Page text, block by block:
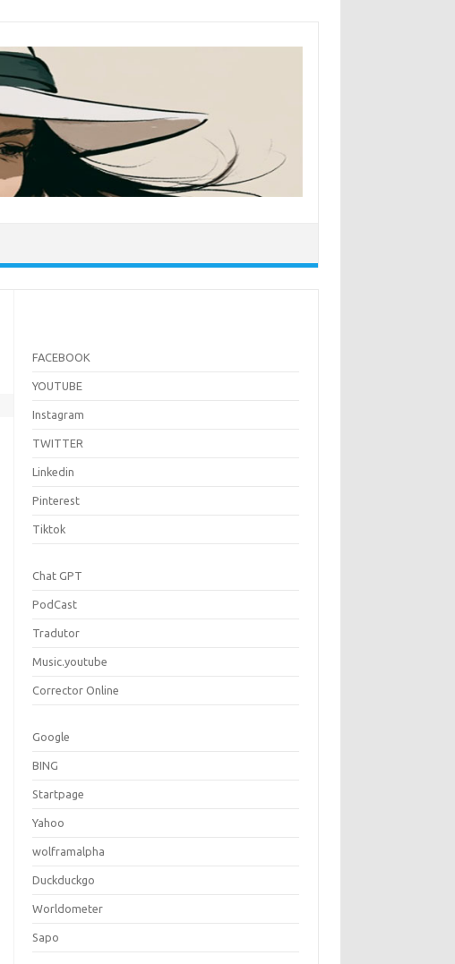
FACEBOOK
YOUTUBE
Instagram
TWITTER
Linkedin
Pinterest
Tiktok
Chat GPT
PodCast
Tradutor
Music.youtube
Corrector Online
Google
BING
Startpage
Yahoo
wolframalpha
Duckduckgo
Worldometer
Sapo